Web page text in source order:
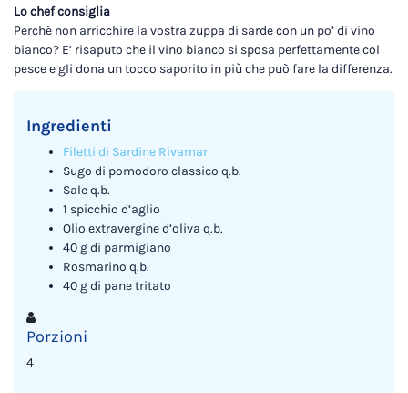
Lo chef consiglia
Perché non arricchire la vostra zuppa di sarde con un po’ di vino
bianco? E’ risaputo che il vino bianco si sposa perfettamente col
pesce e gli dona un tocco saporito in più che può fare la differenza.
Ingredienti
Filetti di Sardine Rivamar
Sugo di pomodoro classico q.b.
Sale q.b.
1 spicchio d’aglio
Olio extravergine d’oliva q.b.
40 g di parmigiano
Rosmarino q.b.
40 g di pane tritato
Porzioni
4